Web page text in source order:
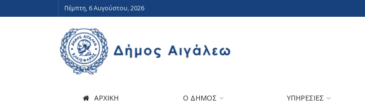
Πέμπτη, 6 Αυγούστου, 2026
ΑΡΧΙΚΗ Ο ΔΗΜΟΣ ΥΠΗΡΕΣΙΕΣ